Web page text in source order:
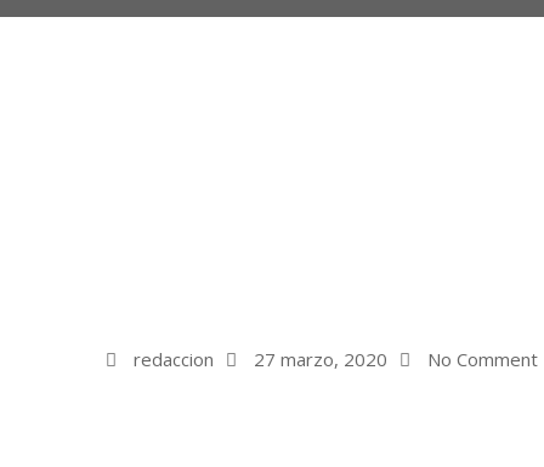
redaccion 27 marzo, 2020 No Comment